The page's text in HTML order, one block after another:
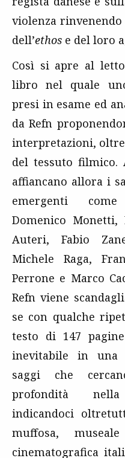
violenza
dell’ethos e del loro
Così si apre al
libro nel quale
presi in esame ed
da Refn
interpretazioni,
del tessuto filmico.
affiancano allora i
emergenti
Domenico
Auteri, Fabio
Michele Raga,
Perrone e Marco
Refn viene
se con qualche
testo di 147
inevitabile in una
saggi che
profondità
indicandoci
muffosa,
cinematografica